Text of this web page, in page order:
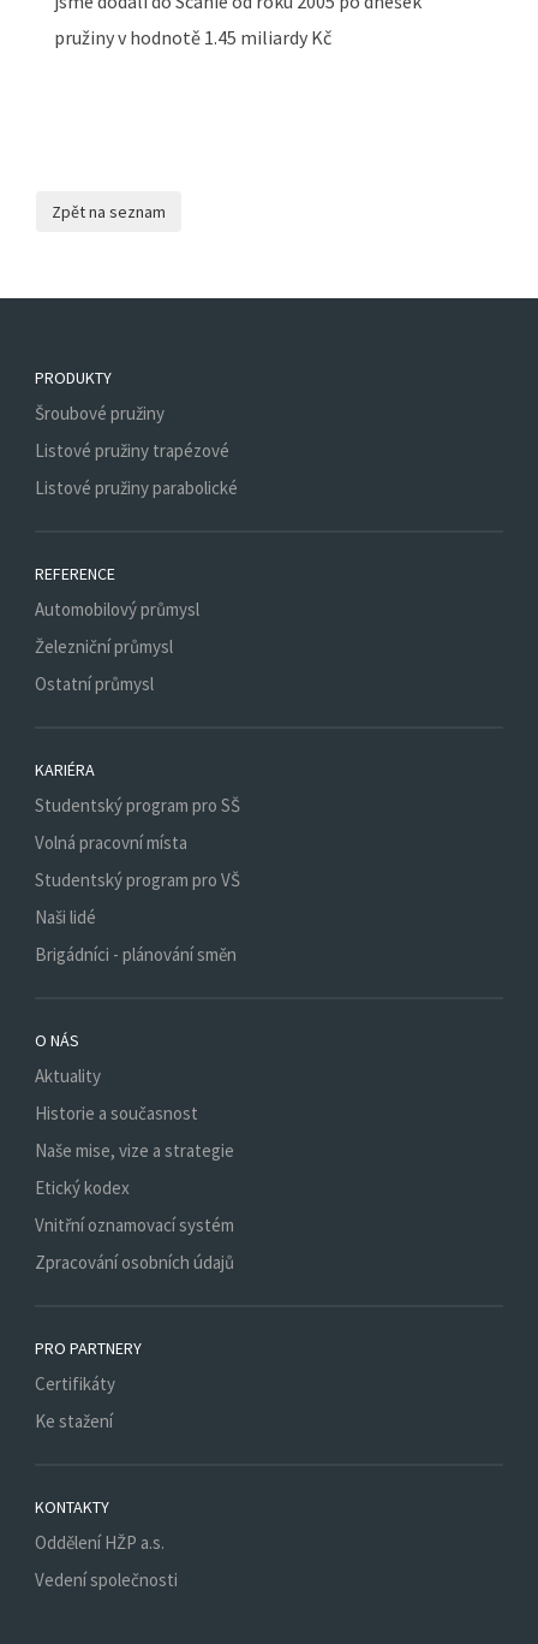
pružiny v hodnotě 1.45 miliardy Kč
PRODUKTY
Šroubové pružiny
Listové pružiny trapézové
Listové pružiny parabolické
REFERENCE
Automobilový průmysl
Železniční průmysl
Ostatní průmysl
KARIÉRA
Studentský program pro SŠ
Volná pracovní místa
Studentský program pro VŠ
Naši lidé
Brigádníci - plánování směn
O NÁS
Aktuality
Historie a současnost
Naše mise, vize a strategie
Etický kodex
Vnitřní oznamovací systém
Zpracování osobních údajů
PRO PARTNERY
Certifikáty
Ke stažení
KONTAKTY
Oddělení HŽP a.s.
Vedení společnosti